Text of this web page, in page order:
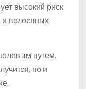
высокий риск
и волосяных
путем.
но и